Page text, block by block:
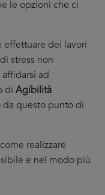
le opzioni che ci
effettuare dei lavori
stress non
ad
di Agibilità
da questo punto di
realizzare
e nel modo più